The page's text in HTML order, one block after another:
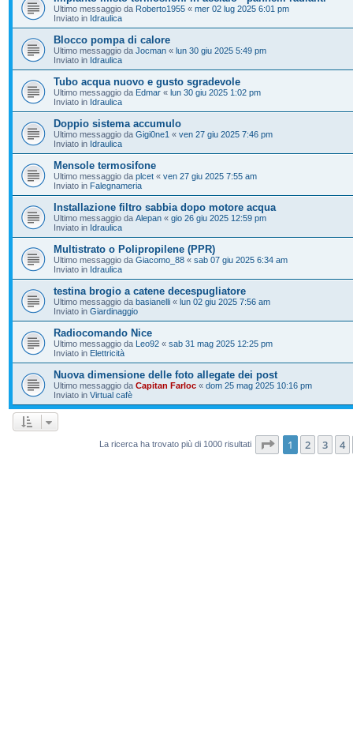
Ultimo messaggio da Roberto1955 « mer 02 lug 2025 6:01 pm
Inviato in Idraulica
Blocco pompa di calore
Ultimo messaggio da Jocman « lun 30 giu 2025 5:49 pm
Inviato in Idraulica
Tubo acqua nuovo e gusto sgradevole
Ultimo messaggio da Edmar « lun 30 giu 2025 1:02 pm
Inviato in Idraulica
Doppio sistema accumulo
Ultimo messaggio da Gigi0ne1 « ven 27 giu 2025 7:46 pm
Inviato in Idraulica
Mensole termosifone
Ultimo messaggio da plcet « ven 27 giu 2025 7:55 am
Inviato in Falegnameria
Installazione filtro sabbia dopo motore acqua
Ultimo messaggio da Alepan « gio 26 giu 2025 12:59 pm
Inviato in Idraulica
Multistrato o Polipropilene (PPR)
Ultimo messaggio da Giacomo_88 « sab 07 giu 2025 6:34 am
Inviato in Idraulica
testina brogio a catene decespugliatore
Ultimo messaggio da basianelli « lun 02 giu 2025 7:56 am
Inviato in Giardinaggio
Radiocomando Nice
Ultimo messaggio da Leo92 « sab 31 mag 2025 12:25 pm
Inviato in Elettricità
Nuova dimensione delle foto allegate dei post
Ultimo messaggio da Capitan Farloc « dom 25 mag 2025 10:16 pm
Inviato in Virtual cafè
La ricerca ha trovato più di 1000 risultati Pagina di 20
1 2 3 4